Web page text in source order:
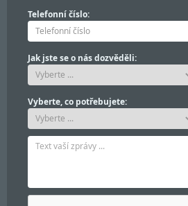
Telefonní číslo:
Jak jste se o nás dozvěděli:
Vyberte, co potřebujete: